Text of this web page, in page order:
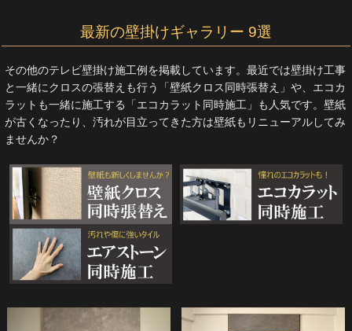
最新の壁掛けギャラリー 9選
その他のテレビ壁掛け施工例を掲載しています。最近では壁掛け工事
と一緒にクロスの張替えも行う「壁紙クロス同時張替え」や、エコカ
ラットも一緒に施工する「エコカラット同時施工」も人気です。壁紙
が古くなったり、汚れが目立ってきた方は壁紙もリニューアルしてみ
ませんか？